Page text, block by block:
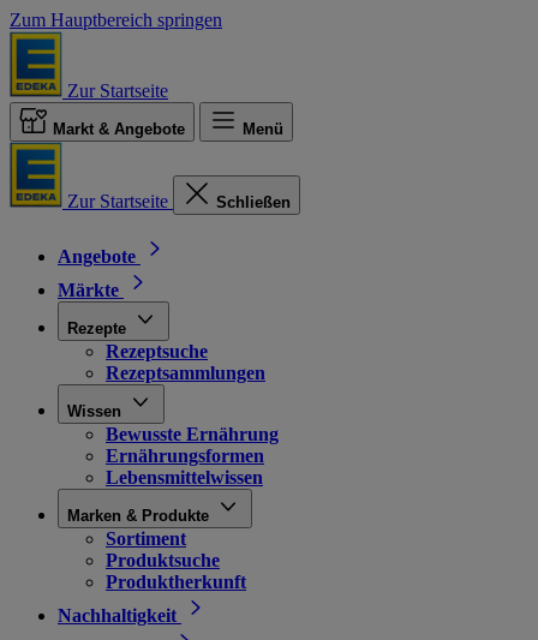
Zum Hauptbereich springen
Zur Startseite
Markt & Angebote Menü
Zur Startseite Schließen
Angebote
Märkte
Rezepte
Rezeptsuche
Rezeptsammlungen
Wissen
Bewusste Ernährung
Ernährungsformen
Lebensmittelwissen
Marken & Produkte
Sortiment
Produktsuche
Produktherkunft
Nachhaltigkeit